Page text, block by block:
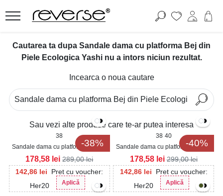
Cautarea ta dupa Sandale dama cu platforma Bej din
Piele Ecologica Yashi nu a intors niciun rezultat.
Incearca o noua cautare
Sau vezi alte produse care te-ar putea interesa
-38%
38
Sandale dama cu platforma Bej din
Piele Ecologica Evelia
142,86 lei
Pret cu voucher:
Her20
Aplică
178,58 lei 289,00lei
-40%
38 40
Sandale dama cu platforma Bej din
Piele Ecologica Krista
142,86 lei
Pret cu voucher:
Her20
Aplică
178,58 lei 299,00lei